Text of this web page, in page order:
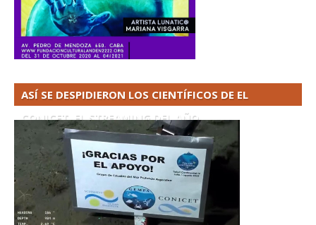
ASÍ SE DESPIDIERON LOS CIENTÍFICOS DE EL
CONICET. EL STREAMING DEL AÑO